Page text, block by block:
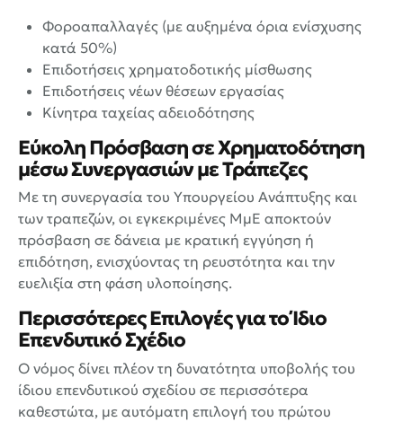
Φοροαπαλλαγές (με αυξημένα όρια ενίσχυσης
κατά 50%)
Επιδοτήσεις χρηματοδοτικής μίσθωσης
Επιδοτήσεις νέων θέσεων εργασίας
Κίνητρα ταχείας αδειοδότησης
Εύκολη Πρόσβαση σε Χρηματοδότηση
μέσω Συνεργασιών με Τράπεζες
Με τη συνεργασία του Υπουργείου Ανάπτυξης και
των τραπεζών, οι εγκεκριμένες ΜμΕ αποκτούν
πρόσβαση σε δάνεια με κρατική εγγύηση ή
επιδότηση, ενισχύοντας τη ρευστότητα και την
ευελιξία στη φάση υλοποίησης.
Περισσότερες Επιλογές για το Ίδιο
Επενδυτικό Σχέδιο
Ο νόμος δίνει πλέον τη δυνατότητα υποβολής του
ίδιου επενδυτικού σχεδίου σε περισσότερα
καθεστώτα, με αυτόματη επιλογή του πρώτου